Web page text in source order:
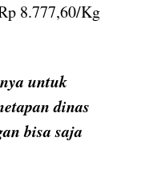
8.777,60/Kg
untuk
dinas
bisa saja